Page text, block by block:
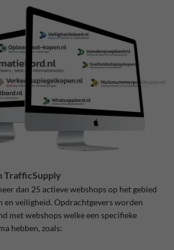
TrafficSupply
dan 25 actieve webshops op het gebied
en veiligheid. Opdrachtgevers worden
met webshops welke een specifieke
hebben, zoals: